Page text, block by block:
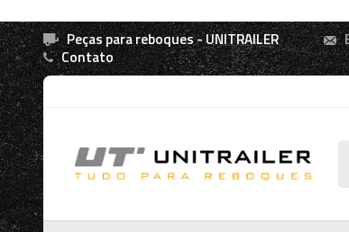
Peças para reboques - UNITRAILER
Contato